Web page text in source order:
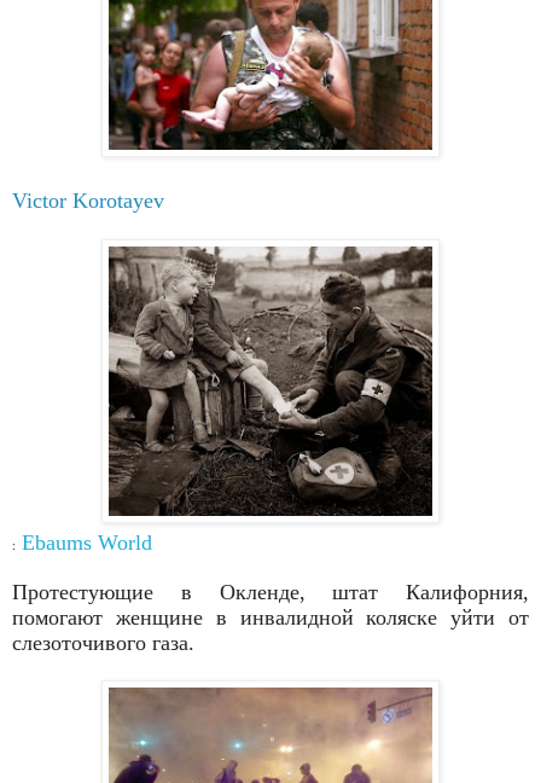
Victor Korotayev
: Ebaums World
Протестующие в Окленде, штат Калифорния,
помогают женщине в инвалидной коляске уйти от
слезоточивого газа.